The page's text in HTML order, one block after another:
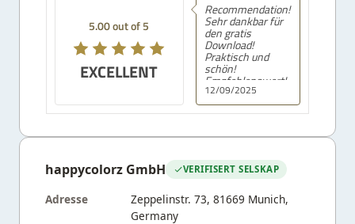
5.00 out of 5
EXCELLENT
12/09/2025
Recommendation!
Sehr dankbar für
den gratis
Download!
Praktisch und
schön!
Empfehlenswert!
happycolorz GmbH VERIFISERT SELSKAP
Adresse
Zeppelinstr. 73, 81669 Munich,
Germany